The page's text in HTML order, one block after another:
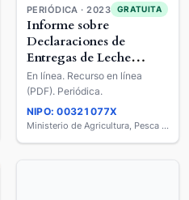
PERIÓDICA · 2023 GRATUITA
Informe sobre
Declaraciones de
Entregas de Leche
Cruda a los Primeros
Compradores : Ovino y
Caprino de Leche
En línea. Recurso en línea
(PDF). Periódica.
NIPO: 00321077X
Ministerio de Agricultura, Pesca y Alimentación